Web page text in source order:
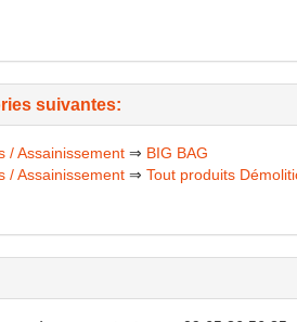
suivantes:
/ Assainissement ⇒ BIG BAG
/ Assainissement ⇒ Tout produits